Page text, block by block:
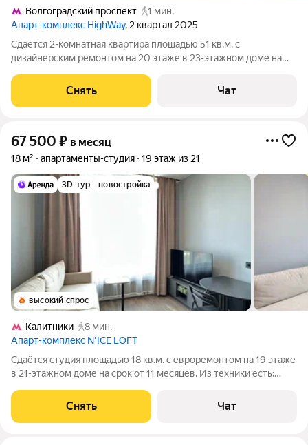
Волгоградский проспект
1 мин.
Апарт-комплекс HighWay, 2 квартал 2025
Сдаётся 2-комнатная квартира площадью 51 кв.м. с
дизайнерским ремонтом на 20 этаже в 23-этажном доме на
Стиральная машина Холодильник Посудомоечная машина
Кондиционер Дом - монолитный.
Снять Чат
67 500 ₽ в месяц
18 м² апартаменты-студия 19 этаж из 21
3D-тур новостройка
высокий спрос
Калитники
8 мин.
Апарт-комплекс N’ICE LOFT
Сдаётся студия площадью 18 кв.м. с евроремонтом на 19 этаже
в 21-этажном доме на срок от 11 месяцев. Из техники есть:
Микроволновка Дом -
Снять Чат